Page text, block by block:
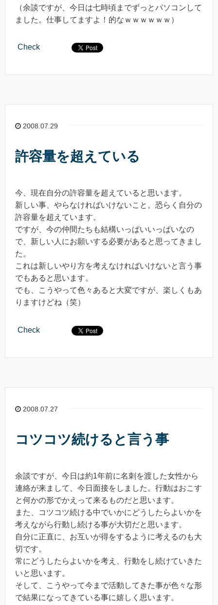
（余談ですが、今日は七時頃までずっとパソコンして
ました。仕事してますよ！的なｗｗｗｗｗｗ）
Check
2008.07.29
許容量を超えている
今、現在自分の許容量を超えていると思います。
新しい事、やらなければいけないこと。恐らく自分の
許容量を超えています。
ですが、今の仲間たちも結構いっぱいいっぱいなの
で、新しい人にお願いする必要があると思ってきまし
た。
これは新しいやり方を考えなければいけないと言う事
でもあると思います。
でも、こうやって色々あると大変ですが、楽しくもあ
りますけどね（笑）
Check
2008.07.27
コツコツ続けると言う事
余談ですが、今日は約1年前に名刺を渡した女性から
連絡が来まして、今日面接をしました。行動はおこす
と何かの形でかえって来るものだと思います。
また、コツコツ続ける中でいかにどうしたらよいかを
考えながら行動し続ける事が大切だと思います。
自分に正直に、お互いが得をするように考えるのも大
切です。
常にどうしたらよいかを考え、行動をし続けていきた
いと思います。
そして、こうやって今まで活動してきた事が色々な形
で結果になってきている事に嬉しく思います。